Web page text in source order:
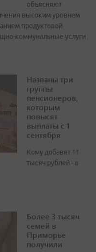
объясняют
высоким уровнем
продуктовой
коммунальные услуги
Названы три
группы
пенсионеров,
которым
повысят
выплаты с 1
сентября
Кому добавят 11
тысяч рублей - в
Более 3 тысяч
семей в
Приморье
получили